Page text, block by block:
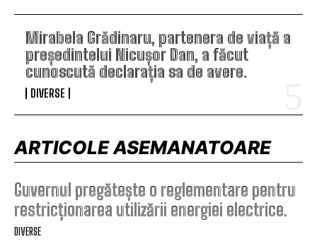
Mirabela Grădinaru, partenera de viață a
președintelui Nicușor Dan, a făcut
cunoscută declarația sa de avere.
DIVERSE
ARTICOLE ASEMANATOARE
Guvernul pregătește o reglementare pentru
restricționarea utilizării energiei electrice.
DIVERSE